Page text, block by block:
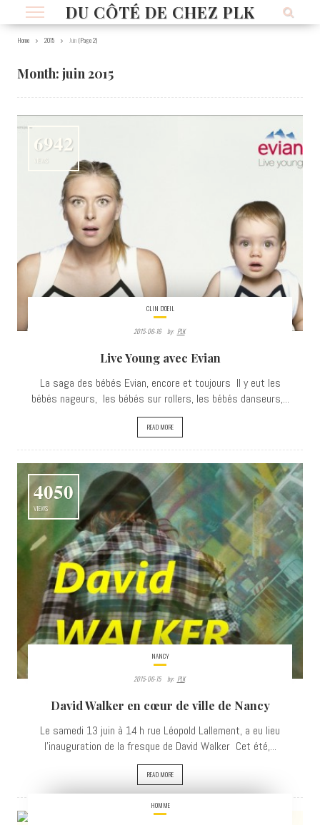
DU CÔTÉ DE CHEZ PLK
Home 2015 Juin (Page 2)
Month: juin 2015
6942
VIEWS
CLIN D'OEIL
2015-06-16 By: PLK
Live Young avec Evian
La saga des bébés Evian, encore et toujours Il y eut les
bébés nageurs, les bébés sur rollers, les bébés danseurs,...
READ MORE
4050
VIEWS
NANCY
2015-06-15 By: PLK
David Walker en cœur de ville de Nancy
Le samedi 13 juin à 14 h rue Léopold Lallement, a eu lieu
l'inauguration de la fresque de David Walker Cet été,...
READ MORE
HOMME